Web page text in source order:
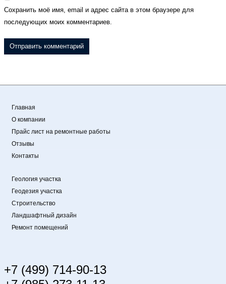
Сохранить моё имя, email и адрес сайта в этом браузере для
последующих моих комментариев.
Главная
О компании
Прайс лист на ремонтные работы
Отзывы
Контакты
Геология участка
Геодезия участка
Строительство
Ландшафтный дизайн
Ремонт помещений
+7 (499) 714-90-13